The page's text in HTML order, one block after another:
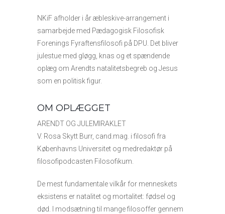
NKiF afholder i år æbleskive-arrangement i
samarbejde med Pædagogisk Filosofisk
Forenings Fyraftensfilosofi på DPU. Det bliver
julestue med gløgg, knas og et spændende
oplæg om Arendts natalitetsbegreb og Jesus
som en politisk figur.
OM OPLÆGGET
ARENDT OG JULEMIRAKLET
V. Rosa Skytt Burr, cand.mag. i filosofi fra
Københavns Universitet og medredaktør på
filosofipodcasten Filosofikum.
De mest fundamentale vilkår for menneskets
eksistens er natalitet og mortalitet: fødsel og
død. I modsætning til mange filosoffer gennem